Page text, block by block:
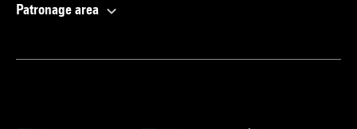
Patronage area